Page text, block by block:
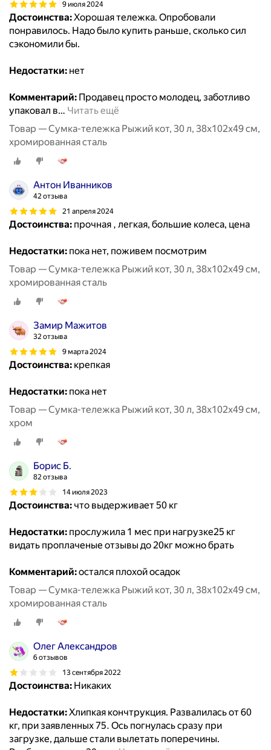
9 июля 2024
Достоинства:Хорошая тележка. Опробовали
понравилось. Надо было купить раньше, сколько сил
сэкономили бы.
Недостатки: нет
Комментарий: Продавец просто молодец, заботливо
упаковал в… Читать ещё
Товар — Сумка-тележка Рыжий кот, 30 л, 38х102х49 см,
хромированная сталь
Антон Иванников
42 отзыва
21 апреля 2024
Достоинства: прочная , легкая, большие колеса, цена
Недостатки: пока нет, поживем посмотрим
Товар — Сумка-тележка Рыжий кот, 30 л, 38х102х49 см,
хромированная сталь
Замир Мажитов
32 отзыва
9 марта 2024
Достоинства: крепкая
Недостатки: пока нет
Товар — Сумка-тележка Рыжий кот, 30 л, 38х102х49 см,
хром
Борис Б.
82 отзыва
14 июля 2023
Достоинства: что выдерживает 50 кг
Недостатки: прослужила 1 мес при нагрузке25 кг
видать проплаченые отзывы до 20кг можно брать
Комментарий:остался плохой осадок
Товар — Сумка-тележка Рыжий кот, 30 л, 38х102х49 см,
хромированная сталь
Олег Александров
6 отзывов
13 сентября 2022
Достоинства: Никаких
Недостатки:Хлипкая кончтрукция. Развалилась от 60
кг, при заявленных 75. Ось погнулась сразу при
загрузке, дальше стали вылетать поперечины.